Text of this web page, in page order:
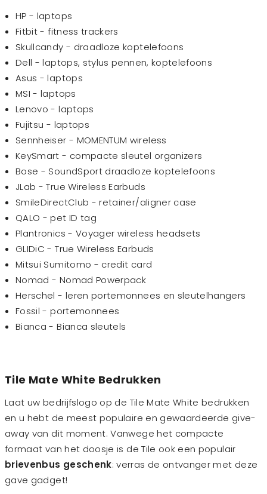
HP - laptops
Fitbit - fitness trackers
Skullcandy - draadloze koptelefoons
Dell - laptops, stylus pennen, koptelefoons
Asus - laptops
MSI - laptops
Lenovo - laptops
Fujitsu - laptops
Sennheiser - MOMENTUM wireless
KeySmart - compacte sleutel organizers
Bose - SoundSport draadloze koptelefoons
JLab - True Wireless Earbuds
SmileDirectClub - retainer/aligner case
QALO - pet ID tag
Plantronics - Voyager wireless headsets
GLIDiC - True Wireless Earbuds
Mitsui Sumitomo - credit card
Nomad - Nomad Powerpack
Herschel - leren portemonnees en sleutelhangers
Fossil - portemonnees
Bianca - Bianca sleutels
Tile Mate White Bedrukken
Laat uw bedrijfslogo op de Tile Mate White bedrukken
en u hebt de meest populaire en gewaardeerde give-
away van dit moment. Vanwege het compacte
formaat van het doosje is de Tile ook een populair
brievenbus geschenk: verras de ontvanger met deze
gave gadget!